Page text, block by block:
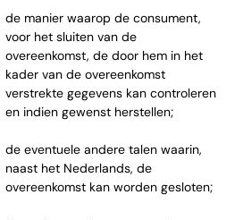
de manier waarop de consument,
voor het sluiten van de
overeenkomst, de door hem in het
kader van de overeenkomst
verstrekte gegevens kan controleren
en indien gewenst herstellen;
de eventuele andere talen waarin,
naast het Nederlands, de
overeenkomst kan worden gesloten;